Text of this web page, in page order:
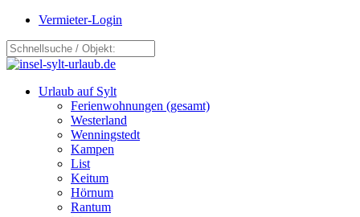
Vermieter-Login
Urlaub auf Sylt
Ferienwohnungen (gesamt)
Westerland
Wenningstedt
Kampen
List
Keitum
Hörnum
Rantum